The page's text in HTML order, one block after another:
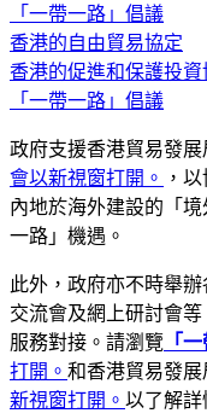
「一帶一路」倡議
香港的自由貿易協定
香港的促進和保護投資
「一帶一路」倡議
政府支援香港貿易發展
會以新視窗打開。
，
內地於海外建設的「
一路」機遇。
此外，政府亦不時舉
交流會及網上研討會
服務對接。請瀏覽 「
打開。 和香港貿易發展
新視窗打開。 以了解詳